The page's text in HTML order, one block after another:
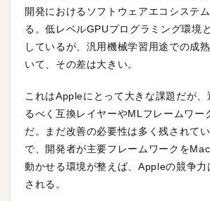
開発におけるソフトウェアエコシステ
る。低レベルGPUプログラミング環境
しているが、汎用機械学習用途での成
いて、その差は大きい。
これはAppleにとって大きな課題だが、
るべく互換レイヤーやMLフレームワー
だ。まだ改善の必要性は多く残されて
で、開発者が主要フレームワークを
動かせる環境が整えば、Appleの競争力
される。